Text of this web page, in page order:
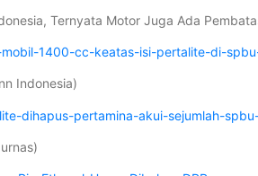
Ternyata Motor Juga Ada
1400-cc-keatas-isi-pertalite-di-
Indonesia)
dihapus-pertamina-akui-sejumlah-